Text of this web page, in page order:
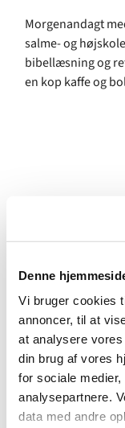
Denne
Vi bruger cookies
annoncer, til at
at analysere
din brug af vores
for sociale
analysepartnere.
data med andre
Morgenandagt
salme- og
bibellæsning og
en kop kaffe og